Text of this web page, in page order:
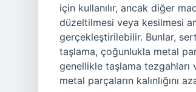
için kullanılır, ancak diğer
düzeltilmesi veya kesilmesi
gerçekleştirilebilir. Bunlar, sert
taşlama, çoğunlukla metal
genellikle taşlama tezgahları
metal parçaların kalınlığını